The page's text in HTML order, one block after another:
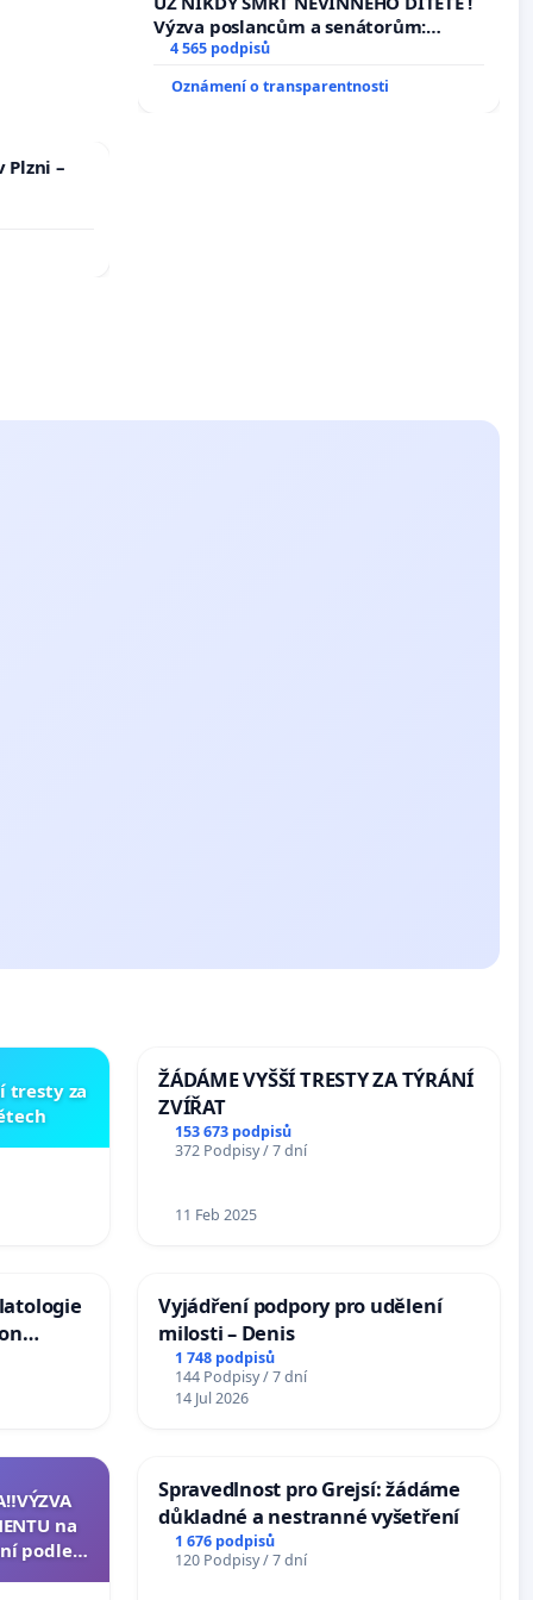
Výzva poslancům a senátorům:
Změňte urychleně zákon, aby se
opakovat!
4 565 podpisů
Oznámení o transparentnosti
Plzni –
tresty za
ŽÁDÁME VYŠŠÍ TRESTY ZA TÝRÁNÍ
ZVÍŘAT
153 673 podpisů
372 Podpisy / 7 dní
11 Feb 2025
Vyjádření podpory pro udělení
milosti – Denis
1 748 podpisů
144 Podpisy / 7 dní
14 Jul 2026
na
podle §
Spravedlnost pro Grejsí: žádáme
důkladné a nestranné vyšetření
1 676 podpisů
120 Podpisy / 7 dní